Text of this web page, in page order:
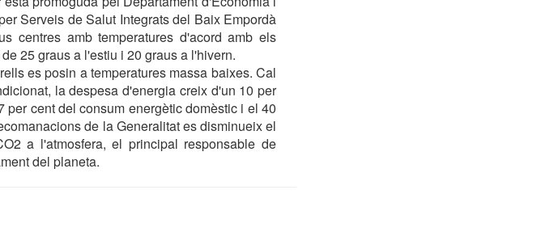
Serveis de Salut Integrats del Baix Empordà
centres amb temperatures d'acord amb els
25 graus a l'estiu i 20 graus a l'hivern.
es posin a temperatures massa baixes. Cal
la despesa d'energia creix d'un 10 per
cent del consum energètic domèstic i el 40
de la Generalitat es disminueix el
a l'atmosfera, el principal responsable de
del planeta.